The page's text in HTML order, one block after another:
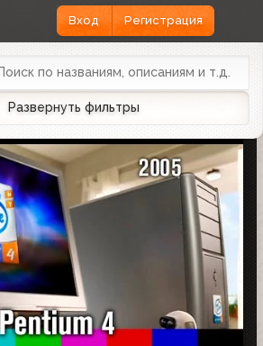
Вход Регистрация
Развернуть фильтры
Дата эфираДата заливки